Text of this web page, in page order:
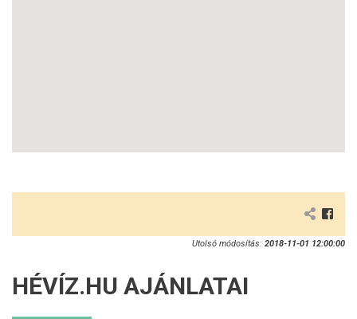
Utolsó módosítás: 2018-11-01 12:00:00
HÉVÍZ.HU AJÁNLATAI